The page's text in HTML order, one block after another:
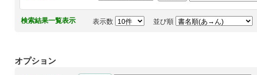
検索結果一覧表示 表示数 並び順
オプション